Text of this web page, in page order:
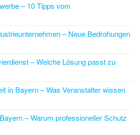
– 10 Tipps vom
– Neue Bedrohungen
– Welche Lösung passt zu
in Bayern – Was Veranstalter wissen
– Warum professioneller Schutz